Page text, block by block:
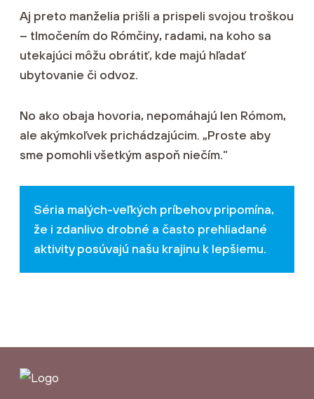
Aj preto manželia prišli a prispeli svojou troškou
– tlmočením do Rómčiny, radami, na koho sa
utekajúci môžu obrátiť, kde majú hľadať
ubytovanie či odvoz.
No ako obaja hovoria, nepomáhajú len Rómom,
ale akýmkoľvek prichádzajúcim. „Proste aby
sme pomohli všetkým aspoň niečím.“
Séria malých-veľkých príbehov pripomína,
že i zdanlivo drobné a často prehliadané
aktivity posúvajú našu krajinu k lepšiemu.